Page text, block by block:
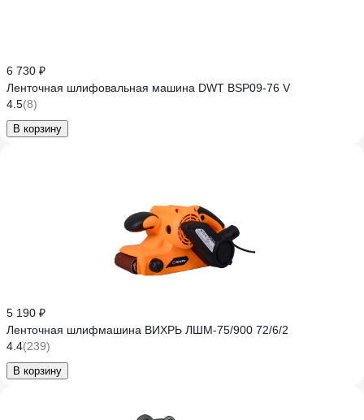
6 730 ₽
Ленточная шлифовальная машина DWT BSP09-76 V
4.5(8)
В корзину
5 190 ₽
Ленточная шлифмашина ВИХРЬ ЛШМ-75/900 72/6/2
4.4(239)
В корзину